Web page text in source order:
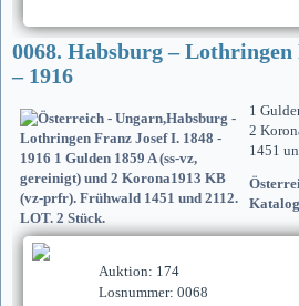
0068. Habsburg – Lothringen
– 1916
1
2
1451
Auktion: 174
Losnummer: 0068